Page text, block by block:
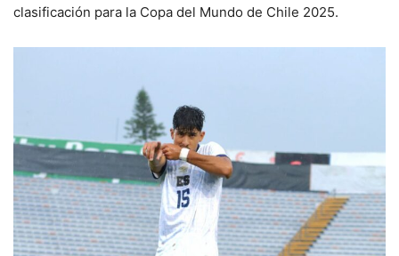
clasificación para la Copa del Mundo de Chile 2025.